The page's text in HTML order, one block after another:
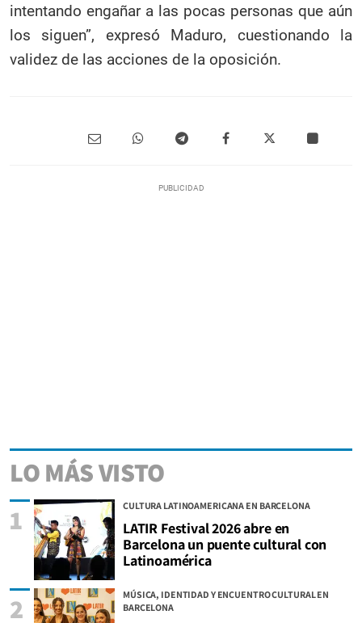
intentando engañar a las pocas personas que aún
los siguen”, expresó Maduro, cuestionando la
validez de las acciones de la oposición.
LO MÁS VISTO
CULTURA LATINOAMERICANA EN BARCELONA
LATIR Festival 2026 abre en
Barcelona un puente cultural con
Latinoamérica
1
MÚSICA, IDENTIDAD Y ENCUENTRO CULTURAL EN
BARCELONA
2